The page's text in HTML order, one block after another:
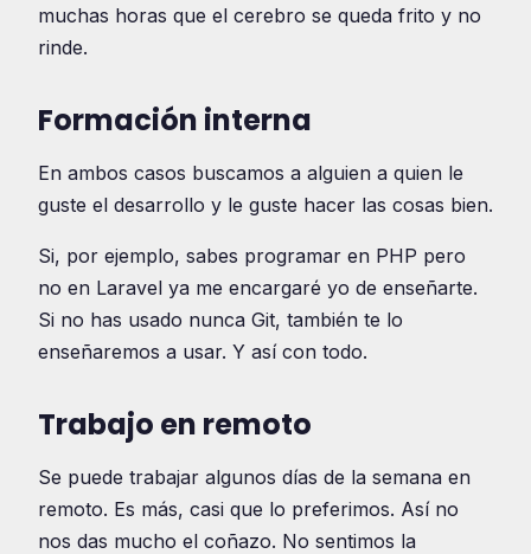
muchas horas que el cerebro se queda frito y no
rinde.
Formación interna
En ambos casos buscamos a alguien a quien le
guste el desarrollo y le guste hacer las cosas bien.
Si, por ejemplo, sabes programar en PHP pero
no en Laravel ya me encargaré yo de enseñarte.
Si no has usado nunca Git, también te lo
enseñaremos a usar. Y así con todo.
Trabajo en remoto
Se puede trabajar algunos días de la semana en
remoto. Es más, casi que lo preferimos. Así no
nos das mucho el coñazo. No sentimos la